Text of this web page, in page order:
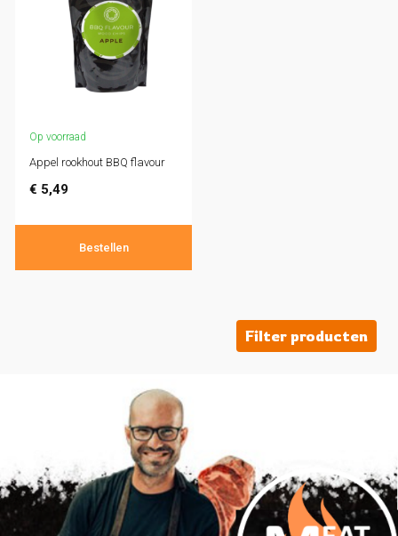
Op voorraad
Appel rookhout BBQ flavour
€ 5,49
Bestellen
Filter producten